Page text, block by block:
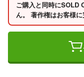
ご購入と同時にSOLD
ん。 著作権はお客様に